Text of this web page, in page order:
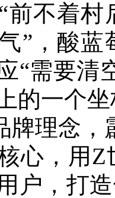
前不着村
”，酸蓝
“需要清
的一个
牌理念，
心，用
户，打